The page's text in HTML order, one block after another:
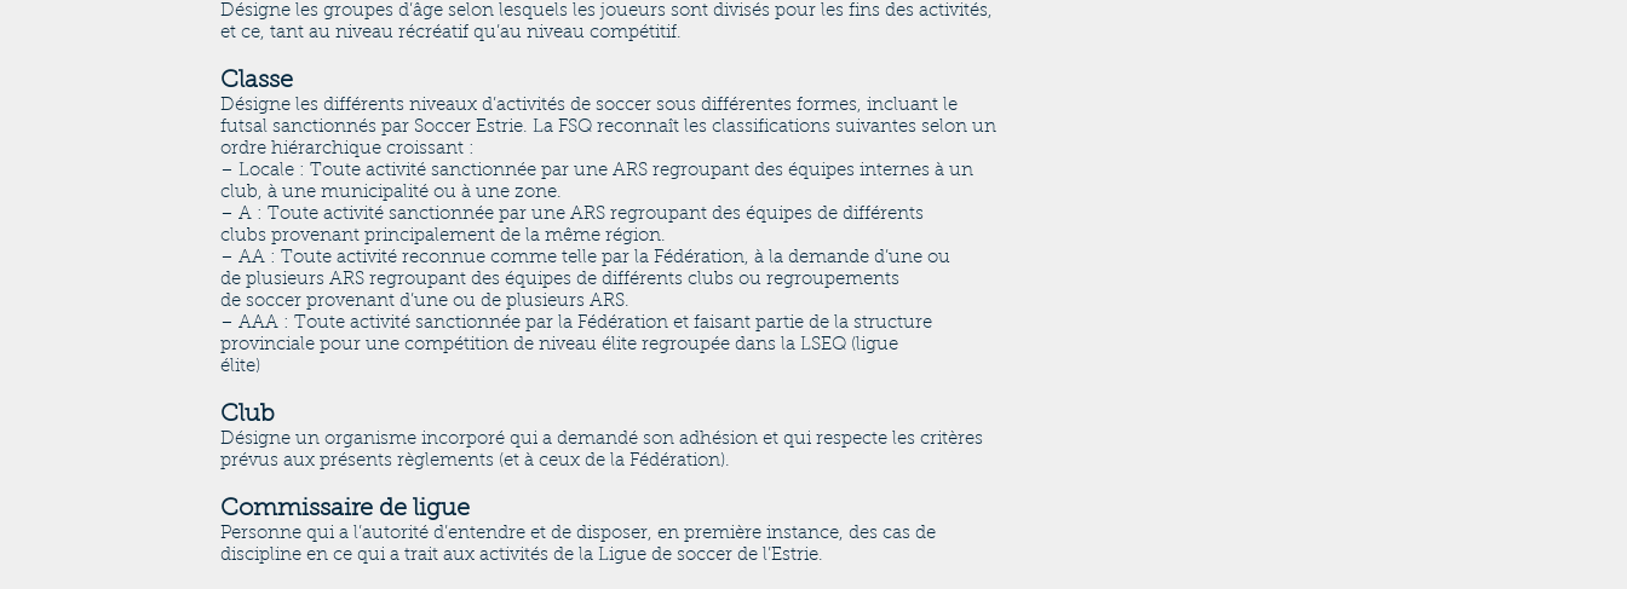
Désigne les groupes d’âge selon lesquels les joueurs sont divisés pour les fins des activités,
et ce, tant au niveau récréatif qu’au niveau compétitif.
Classe
Désigne les différents niveaux d’activités de soccer sous différentes formes, incluant le
futsal sanctionnés par Soccer Estrie. La FSQ reconnaît les classifications suivantes selon un
ordre hiérarchique croissant :
– Locale : Toute activité sanctionnée par une ARS regroupant des équipes internes à un
club, à une municipalité ou à une zone.
– A : Toute activité sanctionnée par une ARS regroupant des équipes de différents
clubs provenant principalement de la même région.
– AA : Toute activité reconnue comme telle par la Fédération, à la demande d’une ou
de plusieurs ARS regroupant des équipes de différents clubs ou regroupements
de soccer provenant d’une ou de plusieurs ARS.
– AAA : Toute activité sanctionnée par la Fédération et faisant partie de la structure
provinciale pour une compétition de niveau élite regroupée dans la LSEQ (ligue
élite)
Club
Désigne un organisme incorporé qui a demandé son adhésion et qui respecte les critères
prévus aux présents règlements (et à ceux de la Fédération).
Commissaire de ligue
Personne qui a l’autorité d’entendre et de disposer, en première instance, des cas de
discipline en ce qui a trait aux activités de la Ligue de soccer de l’Estrie.